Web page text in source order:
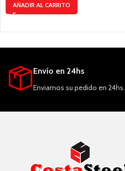
AÑADIR AL CARRITO
Envío en 24hs
Enviamos su pedido en 24hs.